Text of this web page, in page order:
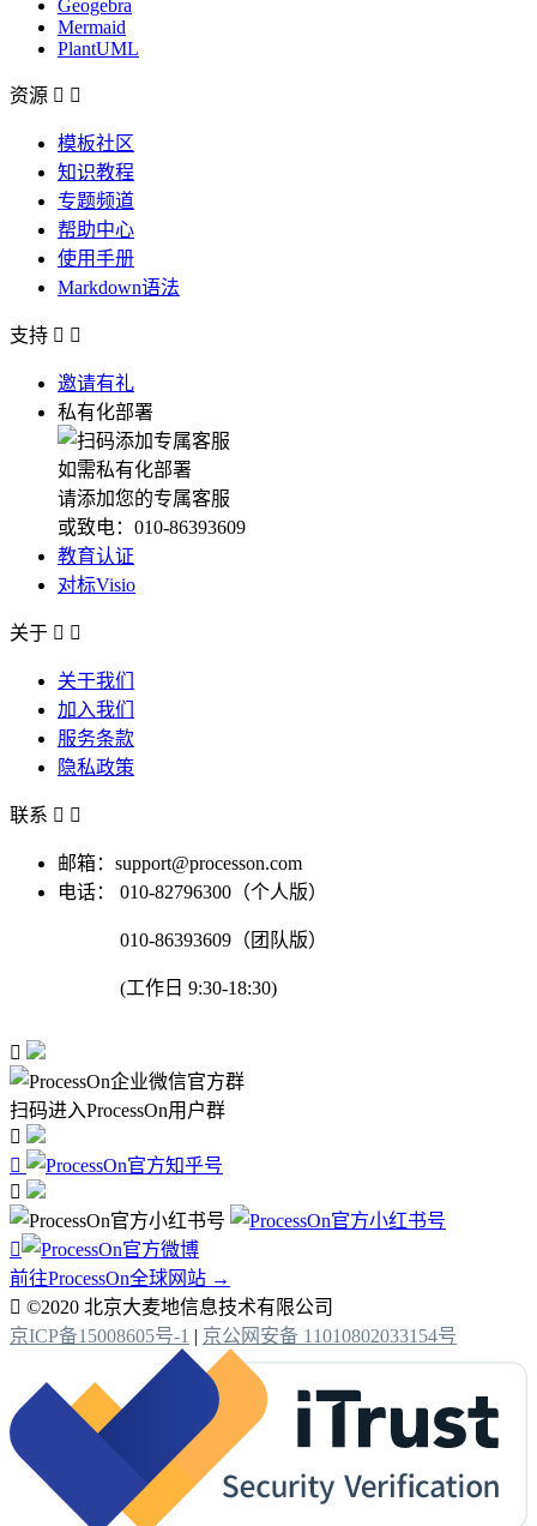
Geogebra
Mermaid
PlantUML
资源  
模板社区
知识教程
专题频道
帮助中心
使用手册
Markdown语法
支持  
邀请有礼
私有化部署
如需私有化部署
请添加您的专属客服
或致电：010-86393609
教育认证
对标Visio
关于  
关于我们
加入我们
服务条款
隐私政策
联系  
邮箱：support@processon.com
电话：
010-82796300（个人版）
010-86393609（团队版）
(工作日 9:30-18:30)

扫码进入ProcessOn用户群




前往ProcessOn全球网站 →
 ©2020 北京大麦地信息技术有限公司
京ICP备15008605号-1 | 京公网安备 11010802033154号